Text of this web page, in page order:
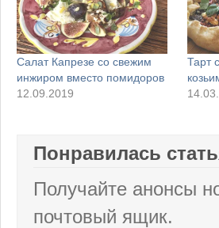
Салат Капрезе со свежим
инжиром вместо помидоров
12.09.2019
Тарт
Понравилась
Получайте анонсы
почтовый ящик.